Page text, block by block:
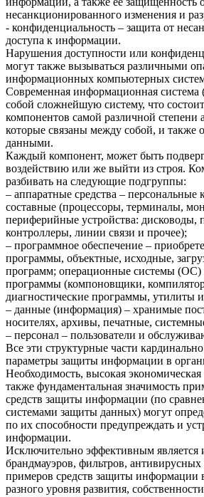
несанкционированного изменения и
- конфиденциальность – защита от
доступа к информации.
Нарушения доступности или
могут также вызываться различными
информационных компьютерных
Современная информационная система
собой сложнейшую систему, что
компонентов самой различной степени
которые связаны между собой, и также
данными.
Каждый компонент, может быть
воздействию или же выйти из строя.
разбивать на следующие подгруппы:
– аппаратные средства –
составные (процессоры, терминалы,
периферийные устройства: дисководы,
контроллеры, линии связи и прочее);
– программное обеспечение –
программы, объектные, исходные,
программ; операционные системы (ОС)
программы (компоновщики,
диагностические программы, утилиты и
– данные (информация) – хранимые
носителях, архивы, печатные,
– персонал – пользователи и
Все эти структурные части
параметры защиты информации в
Необходимость, высокая
также фундаментальная значимость
средств защиты информации (по
системами защиты данных) могут
по их способности предупреждать и
информации.
Исключительно эффективным является
брандмауэров, фильтров,
примеров средств защиты информации
разного уровня развития,